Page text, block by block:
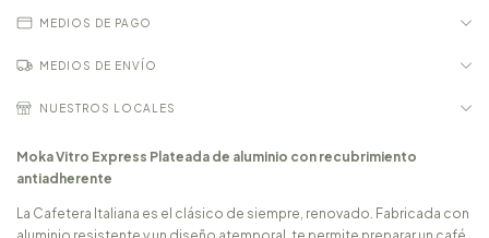
MEDIOS DE PAGO
MEDIOS DE ENVÍO
NUESTROS LOCALES
Moka Vitro Express Plateada de aluminio con recubrimiento
antiadherente
La Cafetera Italiana es el clásico de siempre, renovado. Fabricada con